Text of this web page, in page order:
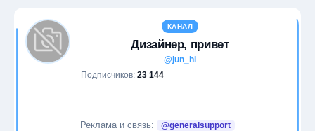
КАНАЛ
Дизайнер, привет
@jun_hi
Подписчиков: 23 144
Реклама и связь: @generalsupport